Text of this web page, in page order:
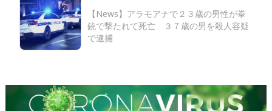
【News】アラモアナで２３歳の男性が拳
銃で撃たれて死亡 ３７歳の男を殺人容疑
で逮捕